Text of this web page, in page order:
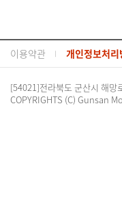
이용약관 개인정보처리
[54021]전라북도 군산시 해망
COPYRIGHTS (C) Gunsan